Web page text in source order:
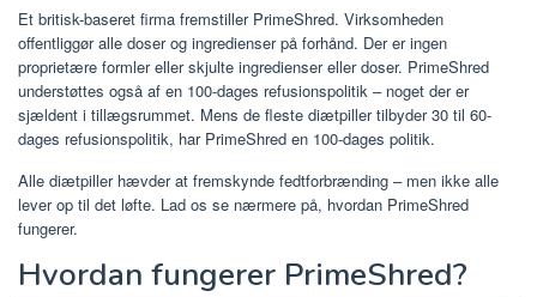
Et britisk-baseret firma fremstiller PrimeShred. Virksomheden
offentliggør alle doser og ingredienser på forhånd. Der er ingen
proprietære formler eller skjulte ingredienser eller doser. PrimeShred
understøttes også af en 100-dages refusionspolitik – noget der er
sjældent i tillægsrummet. Mens de fleste diætpiller tilbyder 30 til 60-
dages refusionspolitik, har PrimeShred en 100-dages politik.
Alle diætpiller hævder at fremskynde fedtforbrænding – men ikke alle
lever op til det løfte. Lad os se nærmere på, hvordan PrimeShred
fungerer.
Hvordan fungerer PrimeShred?